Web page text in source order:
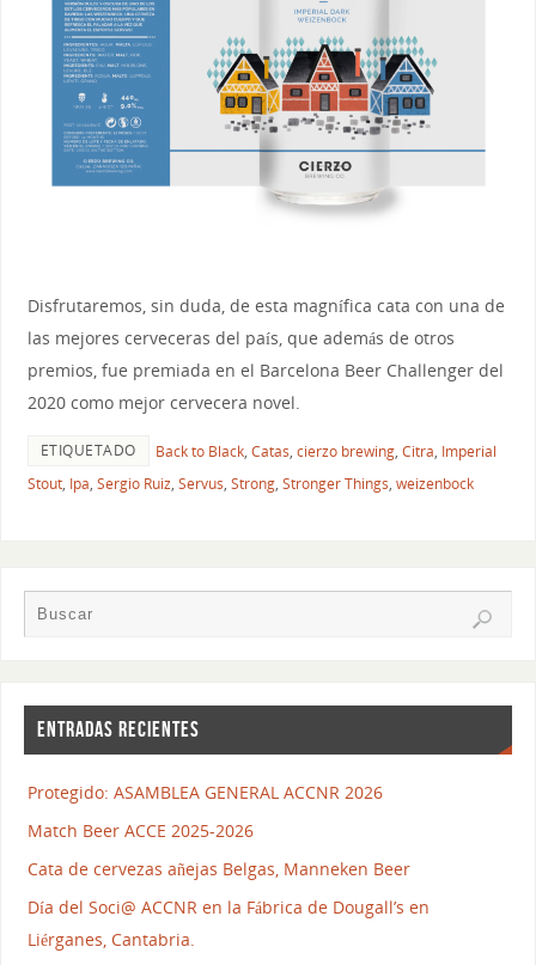
Disfrutaremos, sin duda, de esta magnífica cata con una de
las mejores cerveceras del país, que además de otros
premios, fue premiada en el Barcelona Beer Challenger del
2020 como mejor cervecera novel.
ETIQUETADO Back to Black, Catas, cierzo brewing, Citra, Imperial
Stout, Ipa, Sergio Ruiz, Servus, Strong, Stronger Things, weizenbock
ENTRADAS RECIENTES
Protegido: ASAMBLEA GENERAL ACCNR 2026
Match Beer ACCE 2025-2026
Cata de cervezas añejas Belgas, Manneken Beer
Día del Soci@ ACCNR en la Fábrica de Dougall’s en
Liérganes, Cantabria.